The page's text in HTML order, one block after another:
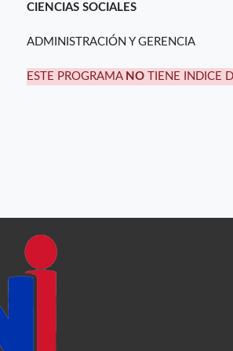
CIENCIAS SOCIALES
ADMINISTRACIÓN Y GERENCIA
ESTE PROGRAMA NO TIENE INDICE